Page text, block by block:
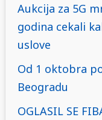
Aukcija za 5G
godina cekali
uslove
Od 1 oktobra
Beogradu
OGLASIL SE